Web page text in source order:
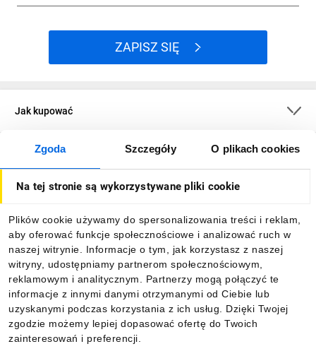
Zgoda Szczegóły O plikach cookies
Na tej stronie są wykorzystywane pliki cookie
Plików cookie używamy do spersonalizowania treści i reklam,
aby oferować funkcje społecznościowe i analizować ruch w
naszej witrynie. Informacje o tym, jak korzystasz z naszej
witryny, udostępniamy partnerom społecznościowym,
reklamowym i analitycznym. Partnerzy mogą połączyć te
informacje z innymi danymi otrzymanymi od Ciebie lub
uzyskanymi podczas korzystania z ich usług. Dzięki Twojej
zgodzie możemy lepiej dopasować ofertę do Twoich
zainteresowań i preferencji.
ZAPISZ SIĘ
Jak kupować
O firmie
Informacje
Pobierz naszą aplikację mobilną: